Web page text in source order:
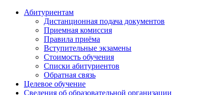
Абитуриентам
Дистанционная подача документов
Приемная комиссия
Правила приёма
Вступительные экзамены
Стоимость обучения
Списки абитуриентов
Обратная связь
Целевое обучение
Сведения об образовательной организации